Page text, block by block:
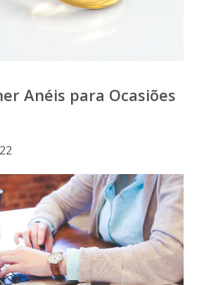
Anéis para Ocasiões